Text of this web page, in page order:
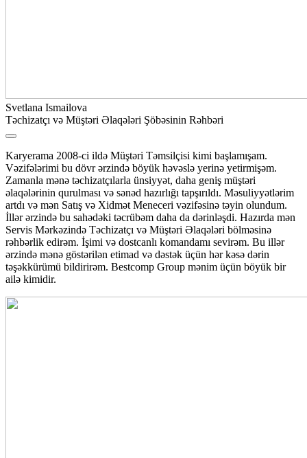
Svetlana Ismailova
Təchizatçı və Müştəri Əlaqələri Şöbəsinin Rəhbəri
Karyerama 2008-ci ildə Müştəri Təmsilçisi kimi başlamışam.
Vəzifələrimi bu dövr ərzində böyük həvəslə yerinə yetirmişəm.
Zamanla mənə təchizatçılarla ünsiyyət, daha geniş müştəri
əlaqələrinin qurulması və sənəd hazırlığı tapşırıldı. Məsuliyyətlərim
artdı və mən Satış və Xidmət Meneceri vəzifəsinə təyin olundum.
İllər ərzində bu sahədəki təcrübəm daha da dərinləşdi. Hazırda mən
Servis Mərkəzində Təchizatçı və Müştəri Əlaqələri bölməsinə
rəhbərlik edirəm. İşimi və dostcanlı komandamı sevirəm. Bu illər
ərzində mənə göstərilən etimad və dəstək üçün hər kəsə dərin
təşəkkürümü bildirirəm. Bestcomp Group mənim üçün böyük bir
ailə kimidir.